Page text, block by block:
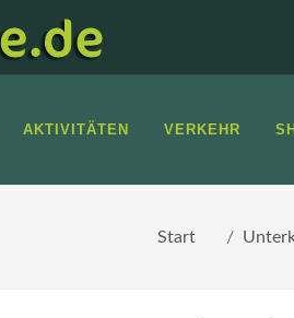
AKTIVITÄTEN VERKEHR
Start